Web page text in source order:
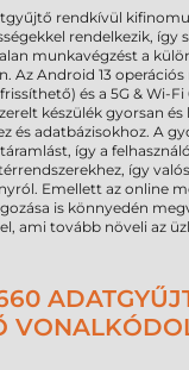
rendkívül
rendelkezik, így
munkavégzést a
Az Android 13
és a 5G & Wi-
készülék gyorsan
és adatbázisokhoz. A
így a
így
Emellett az online
is könnyedén
ami tovább növeli az